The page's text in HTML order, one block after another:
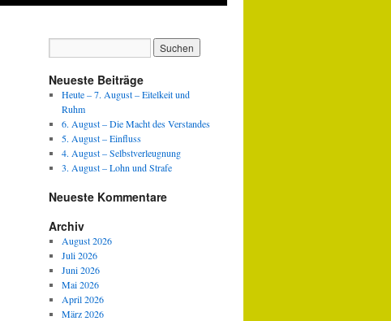
Neueste Beiträge
Heute – 7. August – Eitelkeit und
Ruhm
6. August – Die Macht des Verstandes
5. August – Einfluss
4. August – Selbstverleugnung
3. August – Lohn und Strafe
Neueste Kommentare
Archiv
August 2026
Juli 2026
Juni 2026
Mai 2026
April 2026
März 2026